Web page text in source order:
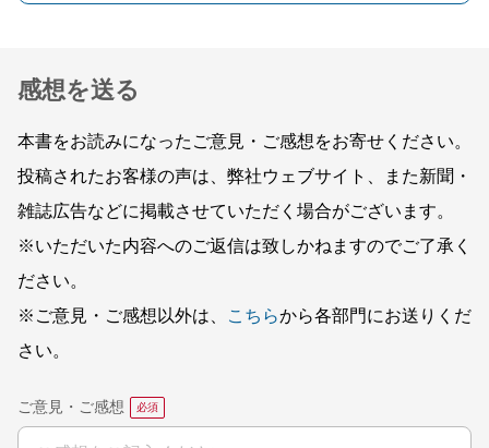
感想を送る
本書をお読みになったご意見・ご感想をお寄せください。
投稿されたお客様の声は、弊社ウェブサイト、また新聞・
雑誌広告などに掲載させていただく場合がございます。
※いただいた内容へのご返信は致しかねますのでご了承く
ださい。
※ご意見・ご感想以外は、
こちらから各部門にお送りくだ
さい。
ご意見・ご感想